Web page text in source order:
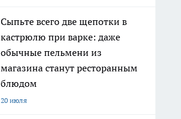
Сыпьте всего две щепотки в
кастрюлю при варке: даже
обычные пельмени из
магазина станут ресторанным
блюдом
20 июля